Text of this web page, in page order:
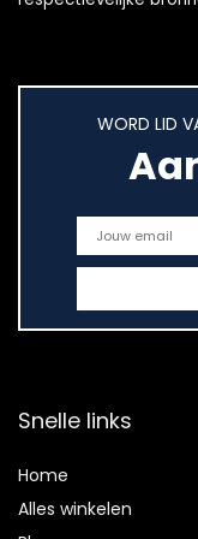
WORD LID
Snelle links
Home
Alles winkelen